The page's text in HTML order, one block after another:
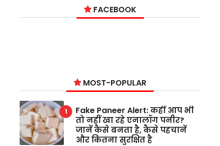
FACEBOOK
MOST-POPULAR
Fake Paneer Alert: कहीं आप भी
तो नहीं खा रहे एनालॉग पनीर?
जानें कैसे बनता है, कैसे पहचानें
और कितना सुरक्षित है